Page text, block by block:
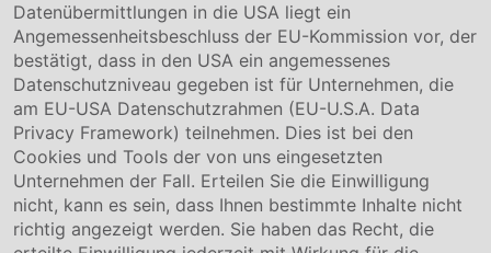
Über uns
Compliance
Hinweisgebersystem
Karriere
Service & Kontakt
Kontakt
Downloads
Garantiebedingungen
Datenübermittlungen in die USA liegt ein
Angemessenheitsbeschluss der EU-Kommission vor, der
bestätigt, dass in den USA ein angemessenes
Datenschutzniveau gegeben ist für Unternehmen, die
am EU-USA Datenschutzrahmen (EU-U.S.A. Data
Privacy Framework) teilnehmen. Dies ist bei den
Cookies und Tools der von uns eingesetzten
Unternehmen der Fall. Erteilen Sie die Einwilligung
nicht, kann es sein, dass Ihnen bestimmte Inhalte nicht
richtig angezeigt werden. Sie haben das Recht, die